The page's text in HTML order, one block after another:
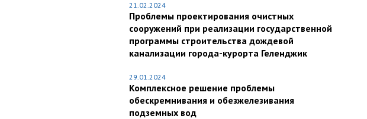
21.02.2024
Проблемы проектирования очистных
сооружений при реализации государственной
программы строительства дождевой
канализации города-курорта Геленджик
29.01.2024
Комплексное решение проблемы
обескремнивания и обезжелезивания
подземных вод